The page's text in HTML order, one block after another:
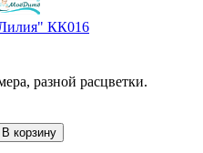
КК016
разной расцветки.
В корзину